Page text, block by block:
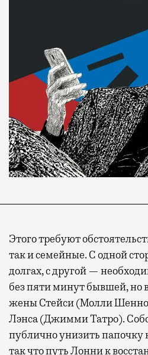
Этого требуют
так и семейные. С одной
долгах, с другой —
без пяти минут бывшей, но
жены Стейси (Молли
Лэнса (Джимми Татро).
публично унизить папочку
так что путь Лонни к